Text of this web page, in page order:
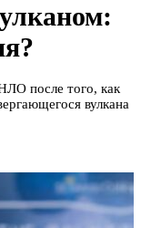
после того, как
вулкана